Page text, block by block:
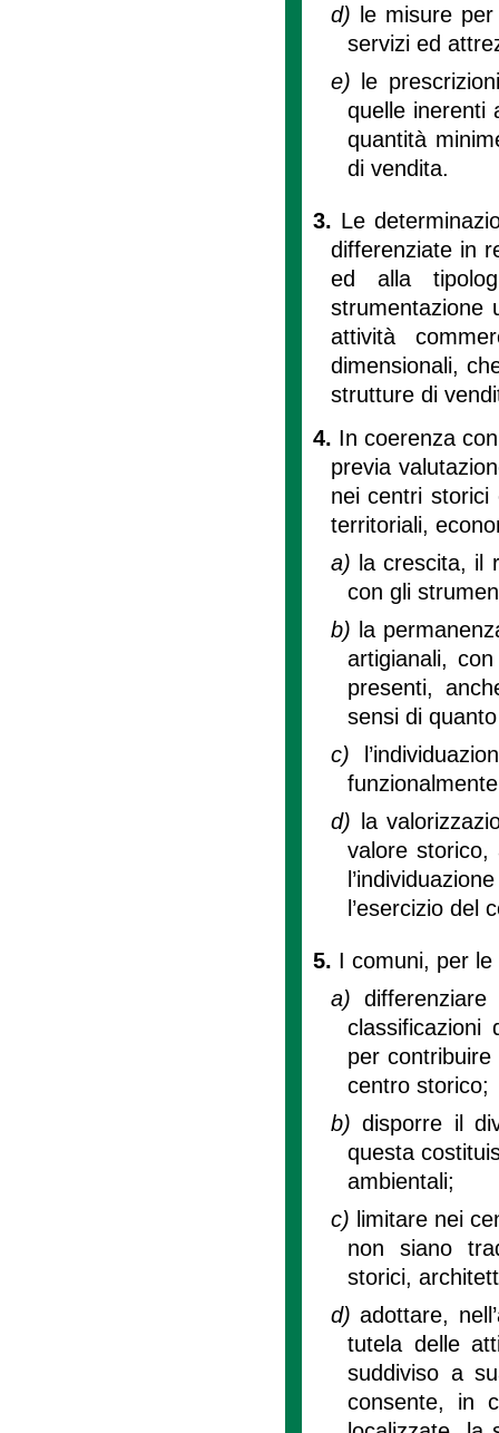
d) le misure
servizi ed
e)
le
quelle inerenti
quantità
di vendita.
3. Le
differenziate in
ed alla
strumentazione
attività
dimensionali,
strutture di
4. In coerenza
previa
nei centri storici
territoriali,
a) la crescita, il
con gli
b) la
artigianali,
presenti,
sensi di
c)
d)
la
valore storico,
l’esercizio del
5. I comuni, per
a)
classificazioni
per
centro storico;
b)disporre il
questa
ambientali;
c) limitare nei
non siano
storici,
d)adottare,
tutela delle
suddiviso a
consente, in